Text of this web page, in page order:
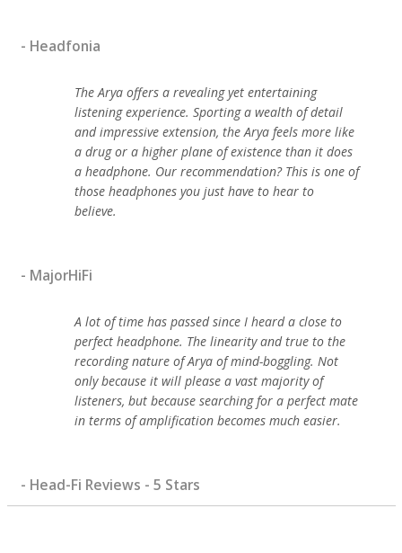
- Headfonia
The Arya offers a revealing yet entertaining
listening experience. Sporting a wealth of detail
and impressive extension, the Arya feels more like
a drug or a higher plane of existence than it does
a headphone. Our recommendation? This is one of
those headphones you just have to hear to
believe.
- MajorHiFi
A lot of time has passed since I heard a close to
perfect headphone. The linearity and true to the
recording nature of Arya of mind-boggling. Not
only because it will please a vast majority of
listeners, but because searching for a perfect mate
in terms of amplification becomes much easier.
- Head-Fi Reviews - 5 Stars